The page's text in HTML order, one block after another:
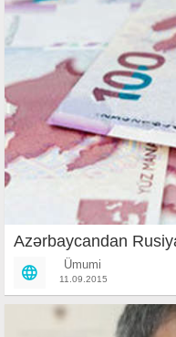
Azərbaycandan
Ümumi
11.09.2015